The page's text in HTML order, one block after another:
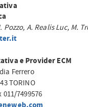
Pozzo, A. Realis Luc, M.
e Provider ECM
Ferrero
TORINO
011/7499576